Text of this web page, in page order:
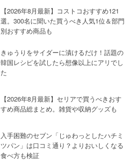
【2026年8月最新】コストコおすすめ121
選。300名に聞いた買うべき人気1位＆部門
別おすすめ商品も
きゅうりをサイダーに漬けるだけ！話題の
韓国レシピを試したら想像以上にアリでし
た
【2026年8月最新】セリアで買うべきおす
すめ商品総まとめ。雑貨や収納グッズも
入手困難のセブン「じゅわっとしたハチミ
ツパン」は口コミ通り？よりおいしくなる
食べ方も検証